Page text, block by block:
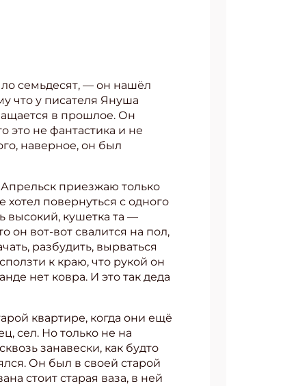
семьдесят, — он нашёл
что у писателя Януша
в прошлое. Он
это не фантастика и не
наверное, он был
приезжаю только
хотел повернуться с одного
высокий, кушетка та —
он вот-вот свалится на пол,
разбудить, вырваться
к краю, что рукой он
нет ковра. И это так деда
квартире, когда они ещё
сел. Но только не на
занавески, как будто
Он был в своей старой
стоит старая ваза, в ней